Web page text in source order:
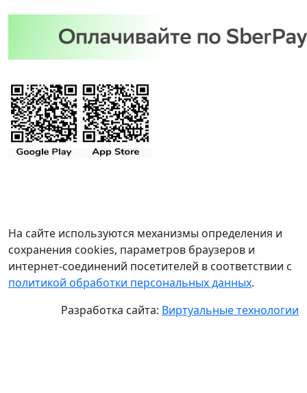
На сайте используются механизмы определения и
сохранения cookies, параметров браузеров и
интернет-соединений посетителей в соответствии с
политикой обработки персональных данных.
Разработка сайта: Виртуальные технологии